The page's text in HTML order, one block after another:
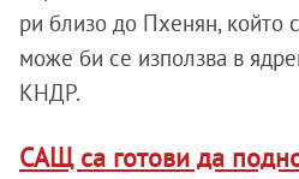
ри близо до Пхенян, който
може би се използва в
КНДР.
САЩ са готови да